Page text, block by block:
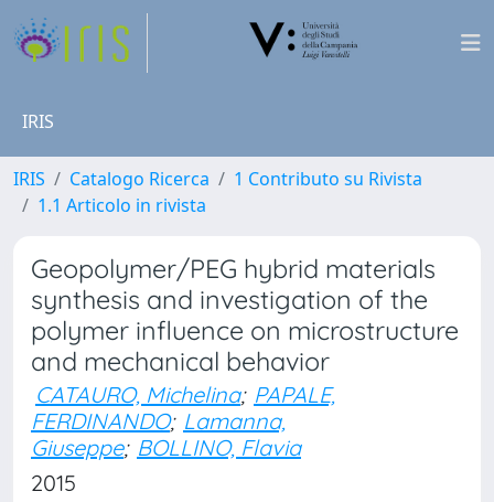
IRIS
IRIS Catalogo Ricerca
1 Contributo su Rivista
1.1 Articolo in rivista
Geopolymer/PEG hybrid materials
synthesis and investigation of the
polymer influence on microstructure
and mechanical behavior
CATAURO, Michelina; PAPALE,
FERDINANDO; Lamanna,
Giuseppe; BOLLINO, Flavia
2015